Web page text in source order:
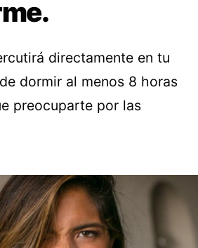
directamente en tu
dormir al menos 8 horas
preocuparte por las